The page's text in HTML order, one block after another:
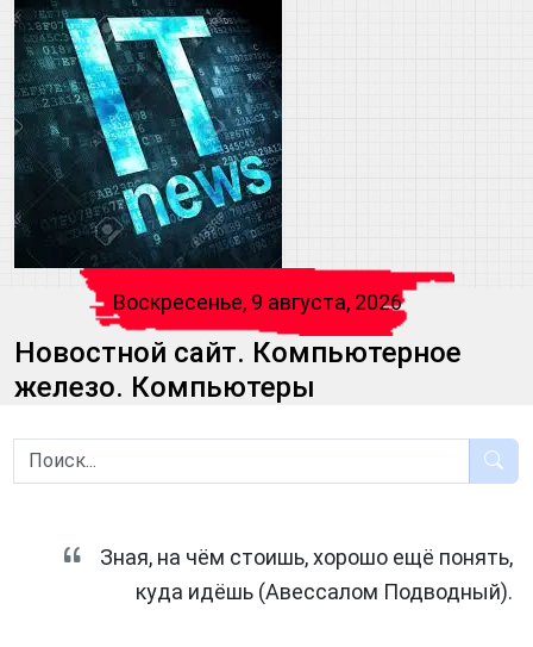
Воскресенье, 9 августа, 2026
Новостной сайт. Компьютерное
железо. Компьютеры
Зная, на чём стоишь, хорошо ещё понять,
куда идёшь (Авессалом Подводный).